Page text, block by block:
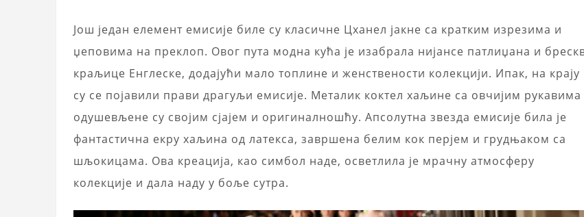
Још један елемент емисије биле су класичне Цханел јакне са кратким изрезима и
џеповима на преклоп. Овог пута модна кућа је изабрала нијансе патлиџана и
краљице Енглеске, додајући мало топлине и женствености колекцији. Ипак, на крају
су се појавили прави драгуљи емисије. Металик коктел хаљине са овчијим рукавима
одушевљене су својим сјајем и оригиналношћу. Апсолутна звезда емисије била је
фантастична екру хаљина од латекса, завршена белим кок перјем и грудњаком са
шљокицама. Ова креација, као симбол наде, осветлила је мрачну атмосферу
колекције и дала наду у боље сутра.